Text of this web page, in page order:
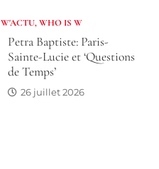
W'ACTU,WHO IS W
Petra Baptiste: Paris-
Sainte-Lucie et ‘Questions
de Temps’
26 juillet 2026